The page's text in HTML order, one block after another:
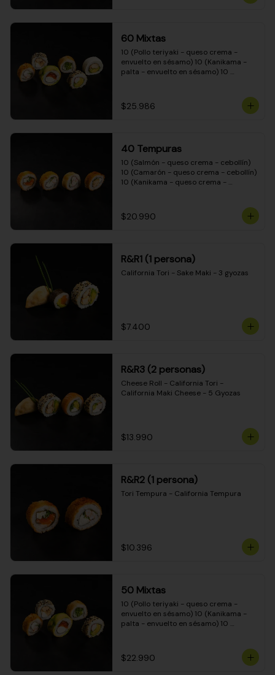
(Pimentón - queso crema - cebollín -
envuelto en masa tempura)
60 Mixtas
10 (Pollo teriyaki - queso crema -
envuelto en sésamo) 10 (Kanikama -
palta - envuelto en sésamo) 10
envuelto en queso crema) 10
(Camarón - queso crema - cebollín -
$25.986
40 Tempuras
10 (Salmón - queso crema - cebollín)
10 (Camarón - queso crema - cebollín)
10 (Kanikama - queso crema -
$20.990
R&R1 (1 persona)
California Tori - Sake Maki - 3 gyozas
$7.400
R&R3 (2 personas)
Cheese Roll - California Tori -
California Maki Cheese - 5 Gyozas
$13.990
R&R2 (1 persona)
Tori Tempura - California Tempura
$10.396
50 Mixtas
10 (Pollo teriyaki - queso crema -
envuelto en sésamo) 10 (Kanikama -
palta - envuelto en sésamo) 10
cebollín - envuelto en masa tempura)
10 (Pimentón - queso crema - cebollín
$22.990